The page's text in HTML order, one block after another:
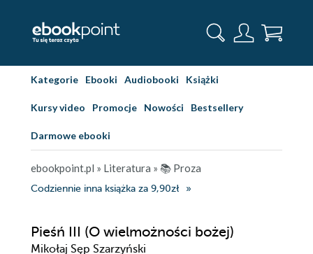
Kategorie Ebooki Audiobooki Książki
Kursy video Promocje Nowości Bestsellery
Darmowe ebooki
ebookpoint.pl » Literatura » 📚 Proza
Codziennie inna książka za 9,90zł
Pieśń III (O wielmożności bożej)
Mikołaj Sęp Szarzyński